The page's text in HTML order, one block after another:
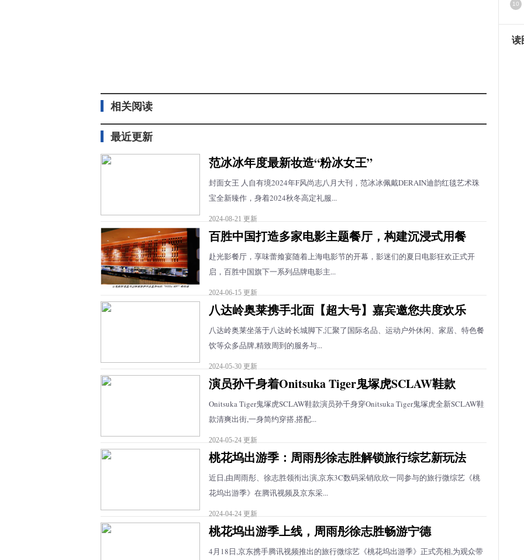
相关阅读
最近更新
范冰冰年度最新妆造“粉冰女王”
封面女王 人自有境2024年F风尚志八月大刊，范冰冰佩戴DERAIN迪韵红毯艺术珠
宝全新臻作，身着2024秋冬高定礼服...
2024-08-21 更新
百胜中国打造多家电影主题餐厅，构建沉浸式用餐
赴光影餐厅，享味蕾飨宴随着上海电影节的开幕，影迷们的夏日电影狂欢正式开
启，百胜中国旗下一系列品牌电影主...
2024-06-15 更新
八达岭奥莱携手北面【超大号】嘉宾邀您共度欢乐
八达岭奥莱坐落于八达岭长城脚下,汇聚了国际名品、运动户外休闲、家居、特色餐
饮等众多品牌,精致周到的服务与...
2024-05-30 更新
演员孙千身着Onitsuka Tiger鬼塚虎SCLAW鞋款
Onitsuka Tiger鬼塚虎SCLAW鞋款演员孙千身穿Onitsuka Tiger鬼塚虎全新SCLAW鞋
款清爽出街,一身简约穿搭,搭配...
2024-05-24 更新
桃花坞出游季：周雨彤徐志胜解锁旅行综艺新玩法
近日,由周雨彤、徐志胜领衔出演,京东3C数码采销欣欣一同参与的旅行微综艺《桃
花坞出游季》在腾讯视频及京东采...
2024-04-24 更新
桃花坞出游季上线，周雨彤徐志胜畅游宁德
4月18日,京东携手腾讯视频推出的旅行微综艺《桃花坞出游季》正式亮相,为观众带
10
读